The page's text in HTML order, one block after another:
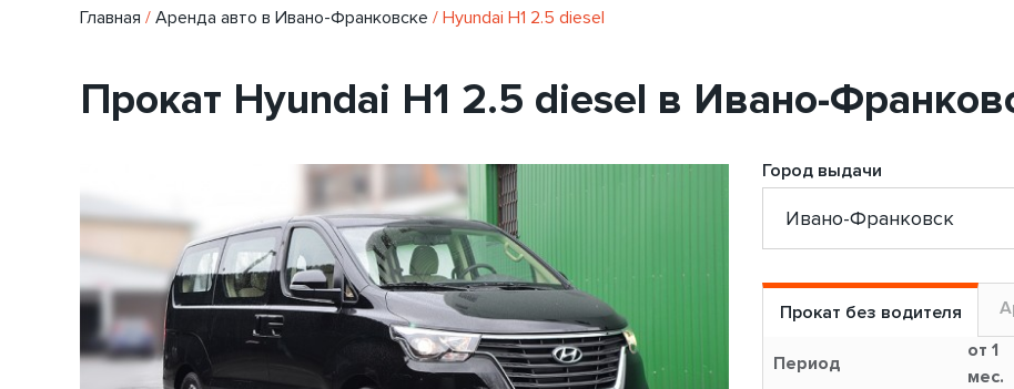
Главная / Аренда авто в Ивано-Франковске / Hyundai H1 2.5 diesel
Прокат Hyundai H1 2.5 diesel в Ивано-
Город выдачи
Прокат без водителя
Период
от 1
мес.